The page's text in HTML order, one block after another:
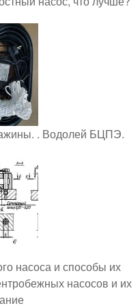
. Водолей БЦПЭ.
насоса и способы их
насосов и их